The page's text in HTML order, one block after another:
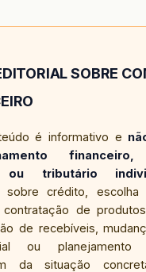
SOBRE
é informativo e
financeiro,
ou tributário
sobre crédito, escolha
contratação de produtos
de recebíveis,
ou planejamento
da situação